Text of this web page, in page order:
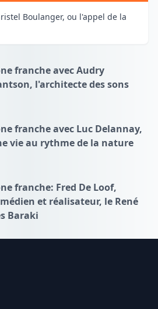
Boulanger, ou l'appel de la
franche avec Audry
l'architecte des sons
franche avec Luc Delannay,
vie au rythme de la nature
franche: Fred De Loof,
et réalisateur, le René
Baraki